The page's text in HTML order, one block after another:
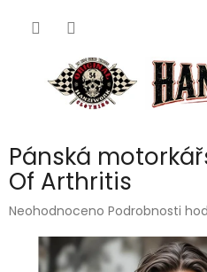
Pánská
Of Arthritis
Průměrné
produktu
Neohodnoceno Podrobnosti